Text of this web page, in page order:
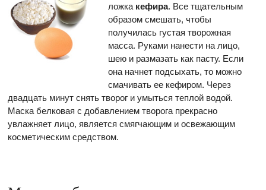
ложка кефира. Все тщательным
образом смешать, чтобы
получилась густая творожная
масса. Руками нанести на лицо,
шею и размазать как пасту. Если
она начнет подсыхать, то можно
смачивать ее кефиром. Через
двадцать минут снять творог и умыться теплой водой.
Маска белковая с добавлением творога прекрасно
увлажняет лицо, является смягчающим и освежающим
косметическим средством.